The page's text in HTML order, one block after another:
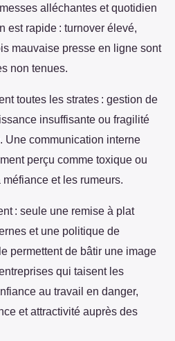
alléchantes et quotidien
est rapide : turnover élevé,
mauvaise presse en ligne sont
non tenues.
toutes les strates : gestion de
insuffisante ou fragilité
Une communication interne
perçu comme toxique ou
et les rumeurs.
: seule une remise à plat
et une politique de
permettent de bâtir une image
qui taisent les
au travail en danger,
et attractivité auprès des